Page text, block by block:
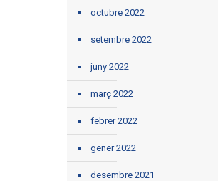
octubre 2022
setembre 2022
juny 2022
març 2022
febrer 2022
gener 2022
desembre 2021